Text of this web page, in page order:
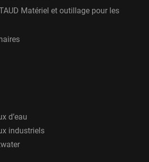
Matériel et outillage pour les
d’eau
industriels